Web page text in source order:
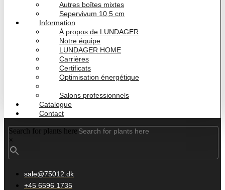
Autres boîtes mixtes
Sepervivum 10,5 cm
Information
À propos de LUNDAGER
Notre équipe
LUNDAGER HOME
Carrières
Certificats
Optimisation énergétique
Salons professionnels
Catalogue
Contact
Search for plants here
×
sale@75012.dk
+45 6596 1735